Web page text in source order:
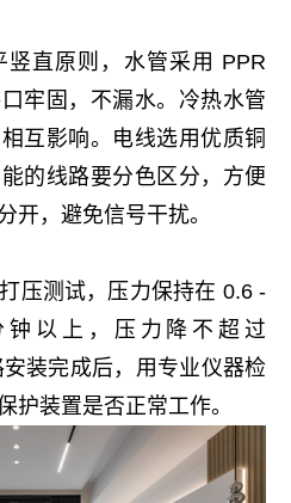
直原则，水管采用 PPR
牢固，不漏水。冷热水管
互影响。电线选用优质铜
的线路要分色区分，方便
开，避免信号干扰。
压测试，压力保持在 0.6 -
钟以上，压力降不超过
装完成后，用专业仪器检
护装置是否正常工作。